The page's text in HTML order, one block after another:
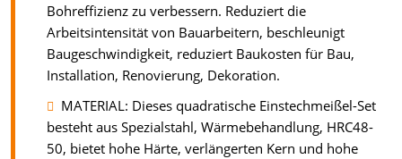
Bohreffizienz zu verbessern. Reduziert die
Arbeitsintensität von Bauarbeitern, beschleunigt
Baugeschwindigkeit, reduziert Baukosten für Bau,
Installation, Renovierung, Dekoration.
MATERIAL: Dieses quadratische Einstechmeißel-Set
besteht aus Spezialstahl, Wärmebehandlung, HRC48-
50, bietet hohe Härte, verlängerten Kern und hohe